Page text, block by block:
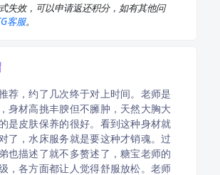
失效，可以申请返还积分，如有其他问
客服。
荐，约了几次终于对上时间。老师是
身材高挑丰腴但不臃肿，天然大胸大
是皮肤保养的很好。看到这种身材就
了，水床服务就是要这种才销魂。过
也描述了就不多赘述了，糖宝老师的
，各方面都让人觉得舒服放松。老师